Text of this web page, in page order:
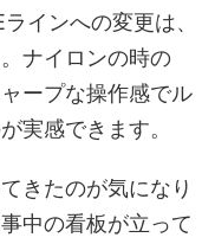
インへの変更は、
ナイロンの時の
ープな操作感でル
実感できます。
きたのが気になり
中の看板が立って